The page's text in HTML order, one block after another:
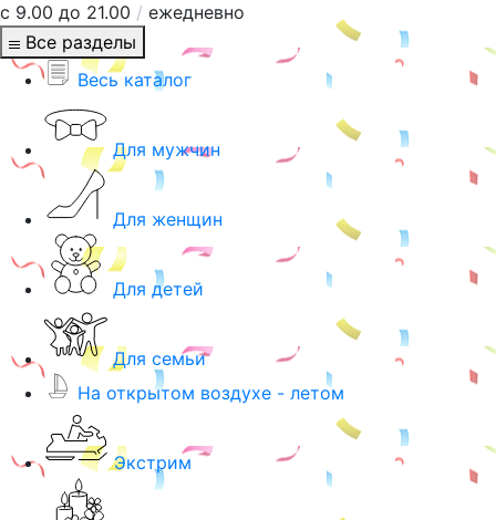
с 9.00 до 21.00 / ежедневно
Все разделы
Весь каталог
Для мужчин
Для женщин
Для детей
Для семьи
На открытом воздухе - летом
Экстрим